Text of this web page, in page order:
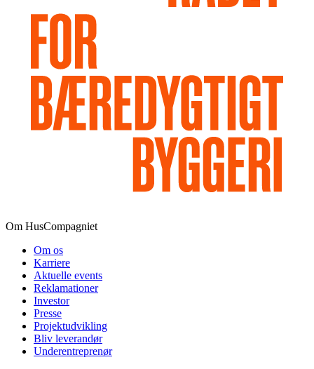
Om HusCompagniet
Om os
Karriere
Aktuelle events
Reklamationer
Investor
Presse
Projektudvikling
Bliv leverandør
Underentreprenør